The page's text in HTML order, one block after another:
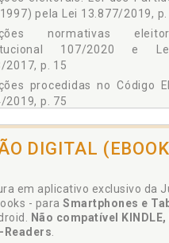
DE FILIADOS AO PARTIDO, p.
DESBUROCRATIZAÇÃO EM
MUDANÇA DE DATA PARA
CONTÁBIL DO EXERCÍCIO
DO TRÂMITE DA
p. 39
DE CONTAS
MALEÁVEIS, p. 40
FACILITADORES DE
DO FUNDO
LOCAÇÃO DE
E ASSESSORIA,
ATIVIDADES DE DIREÇÃO
PARTIDÁRIOS E A NÃO-
pela Lei 13.877/2019, p.
normativas
107/2020 e
2017, p. 15
procedidas no Código
2019, p. 75
do fundo partidário:
da mulher
locação de
imediata das novas
de contas e criação de
DIGITAL
em aplicativo exclusivo da
- para Smartphones e
Não compatível KINDLE,
.